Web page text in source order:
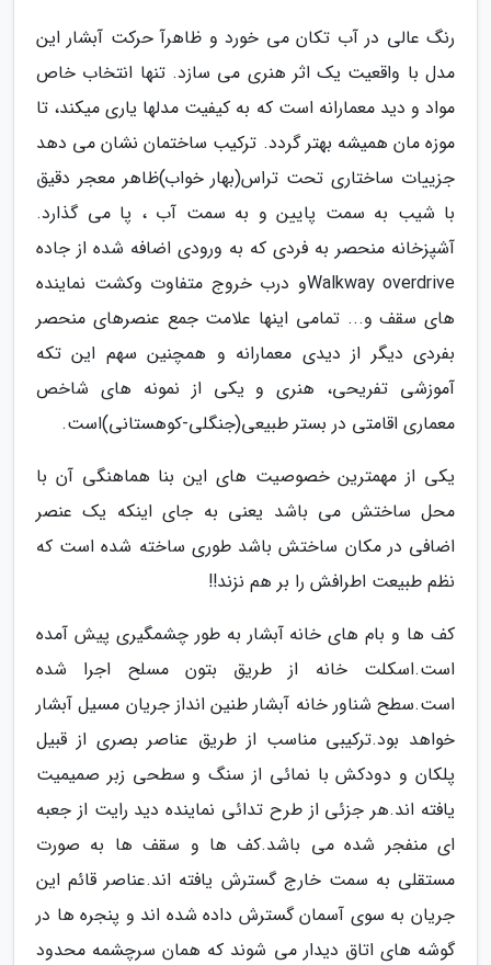
رنگ عالی در آب تکان می خورد و ظاهرآ حرکت آبشار این
مدل با واقعیت یک اثر هنری می سازد. تنها انتخاب خاص
مواد و دید معمارانه است که به کیفیت مدلها یاری میکند، تا
موزه مان همیشه بهتر گردد. ترکیب ساختمان نشان می دهد
جزییات ساختاری تحت تراس(بهار خواب)ظاهر معجر دقیق
با شیب به سمت پایین و به سمت آب ، پا می گذارد.
آشپزخانه منحصر به فردی که به ورودی اضافه شده از جاده
Walkway overdriveو درب خروج متفاوت وکشت نماینده
های سقف و... تمامی اینها علامت جمع عنصرهای منحصر
بفردی دیگر از دیدی معمارانه و همچنین سهم این تکه
آموزشی تفریحی، هنری و یکی از نمونه های شاخص
معماری اقامتی در بستر طبیعی(جنگلی-کوهستانی)است.
یکی از مهمترین خصوصیت های این بنا هماهنگی آن با
محل ساختش می باشد یعنی به جای اینکه یک عنصر
اضافی در مکان ساختش باشد طوری ساخته شده است که
نظم طبیعت اطرافش را بر هم نزند!!
کف ها و بام های خانه آبشار به طور چشمگیری پیش آمده
است.اسکلت خانه از طریق بتون مسلح اجرا شده
است.سطح شناور خانه آبشار طنین انداز جریان مسیل آبشار
خواهد بود.ترکیبی مناسب از طریق عناصر بصری از قبیل
پلکان و دودکش با نمائی از سنگ و سطحی زبر صمیمیت
یافته اند.هر جزئی از طرح تدائی نماینده دید رایت از جعبه
ای منفجر شده می باشد.کف ها و سقف ها به صورت
مستقلی به سمت خارج گسترش یافته اند.عناصر قائم این
جریان به سوی آسمان گسترش داده شده اند و پنجره ها در
گوشه های اتاق دیدار می شوند که همان سرچشمه محدود